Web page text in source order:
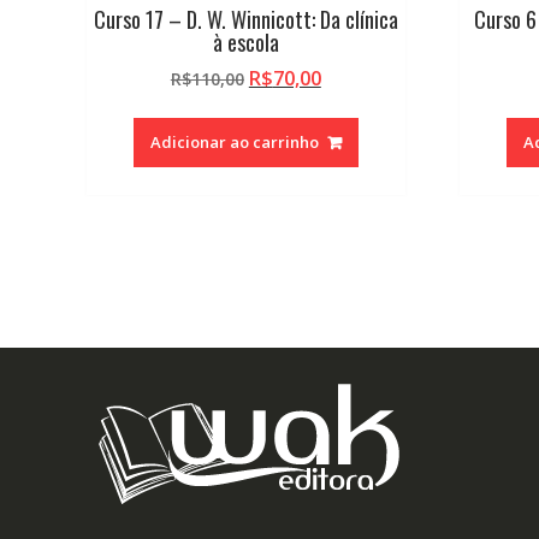
Curso 17 – D. W. Winnicott: Da clínica
à escola
R$110,00 O
original
era:
R$70,00O
atual
é:
Adicionar ao carrinho
Curso